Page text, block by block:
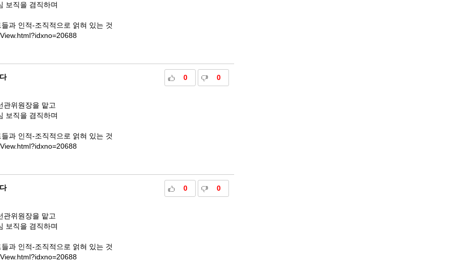
보직을 겸직하며
과 인적-조직적으로 얽혀 있는 것
0 0
관위원장을 맡고
보직을 겸직하며
과 인적-조직적으로 얽혀 있는 것
0 0
관위원장을 맡고
보직을 겸직하며
과 인적-조직적으로 얽혀 있는 것